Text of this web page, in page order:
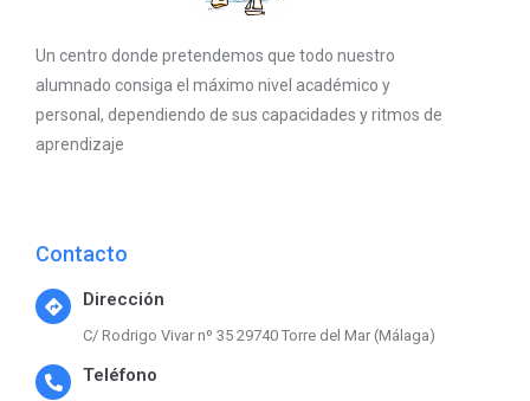
Un centro donde pretendemos que todo nuestro
alumnado consiga el máximo nivel académico y
personal, dependiendo de sus capacidades y ritmos de
aprendizaje
Contacto
Dirección
C/ Rodrigo Vivar nº 35 29740 Torre del Mar (Málaga)
Teléfono